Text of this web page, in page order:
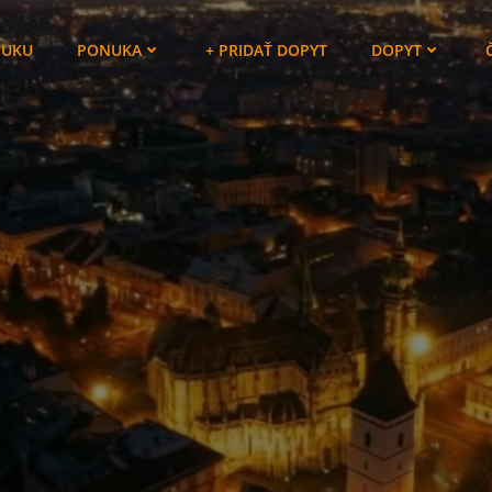
PONUKA + PRIDAŤ DOPYT DOPYT